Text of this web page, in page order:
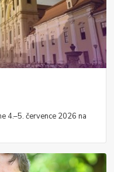
4.–5. července 2026 na